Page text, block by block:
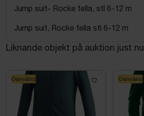
Jump suit- Rocke fella, stl 6-12 m
Jump suit, Rocke fella stl 6-12 m
Liknande objekt på auktion just nu
Oanvänd Oanvänd